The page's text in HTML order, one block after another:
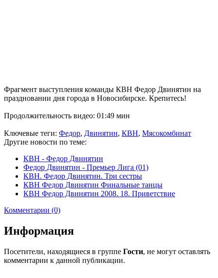
Фрагмент выступления команды КВН Федор Двинятин на
праздновании дня города в Новосибирске. Крепитесь!
Продолжительность видео: 01:49 мин
Ключевые теги: Федор, Двинятин, КВН, Мясокомбинат
Другие новости по теме:
КВН - Федор Двинятин
Федор Двинятин - Премьер Лига (01)
КВН. Федор Двинятин. Три сестры
КВН Федор Двинятин Финальные танцы
КВН Федор Двинятин 2008. 18. Приветствие
Комментарии (0)
Информация
Посетители, находящиеся в группе Гости, не могут оставлять
комментарии к данной публикации.